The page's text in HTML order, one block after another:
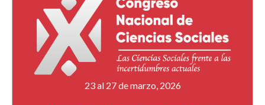
23 al 27 de marzo, 2026